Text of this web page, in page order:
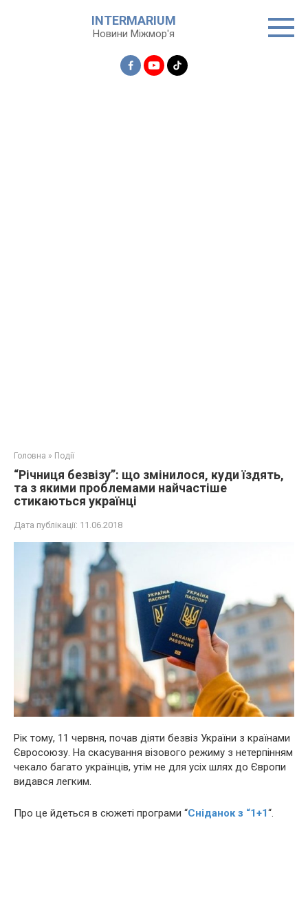
INTERMARIUM
Новини Міжмор'я
Головна » Події
“Річниця безвізу”: що змінилося, куди їздять,
та з якими проблемами найчастіше
стикаються українці
Дата публікації: 11.06.2018
Рік тому, 11 червня, почав діяти безвіз України з країнами
Євросоюзу. На скасування візового режиму з нетерпінням
чекало багато українців, утім не для усіх шлях до Європи
видався легким.
Про це йдеться в сюжеті програми “Сніданок з “1+1“.